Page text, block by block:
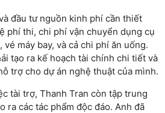
đầu tư nguồn kinh phí cần thiết
phí thi, chi phí vận chuyển dụng cụ
máy bay, và cả chi phí ăn uống.
tạo ra kế hoạch tài chính chi tiết và
trợ cho dự án nghệ thuật của mình.
tài trợ, Thanh Tran còn tập trung
ra các tác phẩm độc đáo. Anh đã